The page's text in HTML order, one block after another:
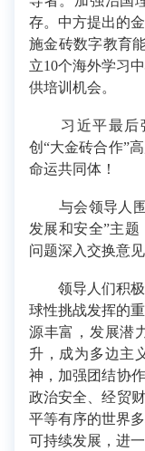
存。中方提出的
施金砖数字教育
立10个海外学习
供培训机会。
习近平最后强
创“大金砖合作”
命运共同体！
与会领导人围
发展和安全”主
问题深入交换意见
领导人们积极
球性挑战发挥的
源丰富，发展潜
升，成为多边主
神，加强团结协
政治安全、经贸
平等有序的世界
可持续发展，进